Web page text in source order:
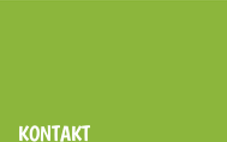
KONTAKT